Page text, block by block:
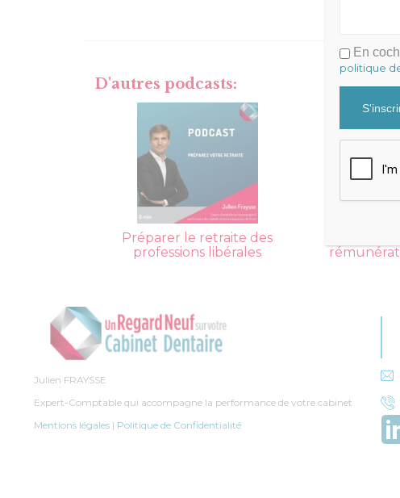
D'autres podcasts:
Préparer le retraite des
professions libérales
Julien FRAYSSE
Expert-Comptable qui accompagne la performance de votre cabinet
Mentions légales | Politique de Confidentialité
En
politique